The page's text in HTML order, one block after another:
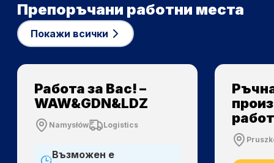
Препоръчани работни места
Покажи всички
Работа за Вас! –
WAW&GDN&LDZ
Namysłów Logistics
Възможен е